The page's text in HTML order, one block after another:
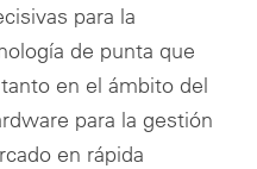
para la
de punta que
en el ámbito del
para la gestión
en rápida